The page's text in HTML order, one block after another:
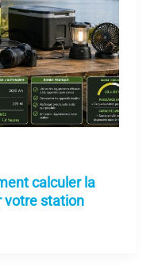
calculer la
votre station